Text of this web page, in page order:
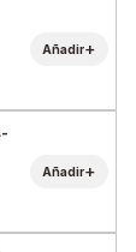
Añadir+
Añadir+